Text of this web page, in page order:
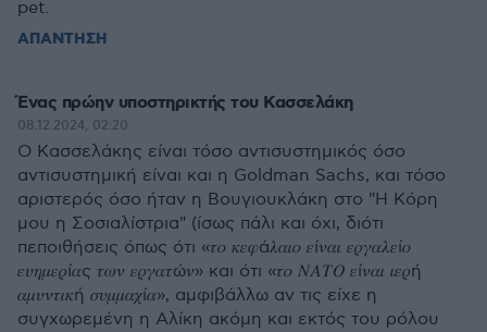
pet.
ΑΠΑΝΤΗΣΗ
Ένας πρώην υποστηρικτής του Κασσελάκη
08.12.2024, 02:20
Ο Κασσελάκης είναι τόσο αντισυστημικός όσο
αντισυστημική είναι και η Goldman Sachs, και τόσο
αριστερός όσο ήταν η Βουγιουκλάκη στο "Η Κόρη
μου η Σοσιαλίστρια" (ίσως πάλι και όχι, διότι
πεποιθήσεις όπως ότι «𝜏𝜊 𝜅𝜀𝜑ά𝜆𝛼𝜄𝜊 𝜀ί𝜈𝛼𝜄 𝜀𝜌𝛾𝛼𝜆𝜀ί𝜊
𝜀𝜐𝜂𝜇𝜀𝜌ί𝛼ς 𝜏𝜔𝜈 𝜀𝜌𝛾𝛼𝜏ώ𝜈» και ότι «𝜏𝜊 𝛮𝛢𝛵𝛰 𝜀ί𝜈𝛼𝜄 𝜄𝜀𝜌ή
𝛼𝜇𝜐𝜈𝜏𝜄𝜅ή 𝜎𝜐𝜇𝜇𝛼𝜒ί𝛼», αμφιβάλλω αν τις είχε η
συγχωρεμένη η Αλίκη ακόμη και εκτός του ρόλου